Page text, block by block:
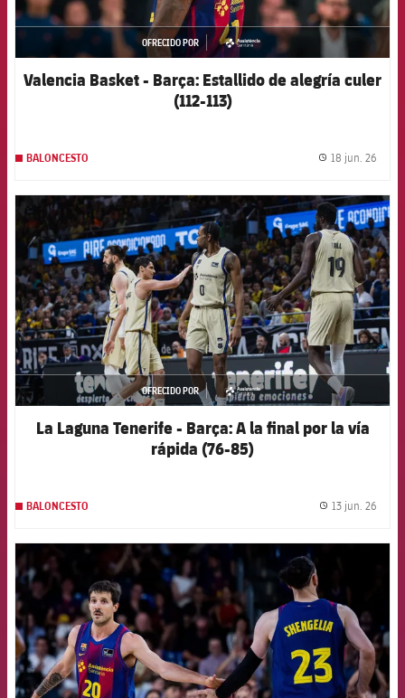
OFRECIDO POR
asistencia
Valencia Basket - Barça: Estallido de alegría culer
(112-113)
BALONCESTO 18 jun. 26
FCB Barcelona badge
OFRECIDO POR
asistencia
La Laguna Tenerife - Barça: A la final por la vía
rápida (76-85)
BALONCESTO 13 jun. 26
FCB Barcelona badge